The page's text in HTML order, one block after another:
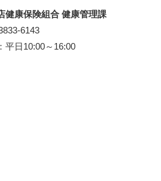
健康保険組合 健康管理課
6143
平日10:00～16:00